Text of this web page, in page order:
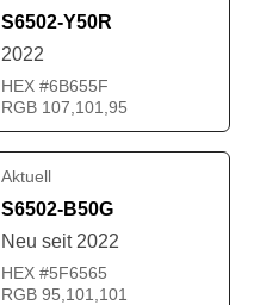
S6502-Y50R
2022
HEX #6B655F
RGB 107,101,95
Aktuell
S6502-B50G
Neu seit 2022
HEX #5F6565
RGB 95,101,101